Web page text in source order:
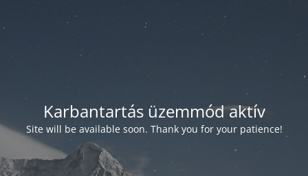
Karbantartás üzemmód aktív
Site will be available soon. Thank you for your patience!